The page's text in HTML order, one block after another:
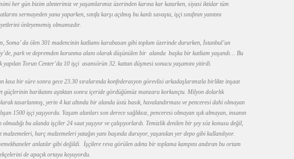
her gün bizim alınterimiz ve yaşamlarımız üzerinden karına kar katarken, siyasi iktidar tüm
sermayeden yana yaparken, sınıfa karşı açılmış bu kanlı savaşta, işçi sınıfının yanıtını
önleyememiş olmamızdır.
Soma’ da ölen 301 madencinin katliamı karabasan gibi toplum üzerinde dururken, İstanbul’un
park ve depremden korunma alanı olarak düşünülen bir alanda başka bir katliam yaşandı… Bu
Torun Center’da 10 işçi asansörün 32. kattan düşmesi sonucu yaşamını yitirdi.
kısa bir süre sonra gece 23.30 sıralarında konfederasyon görevlisi arkadaşlarımızla birlikte inşaat
güçlerinin barikatını aştıktan sonra içeride gördüğümüz manzara korkunçtu. Milyon dolarlık
tasarlanmış, yerin 4 kat altında bir alanda üstü basık, havalandırması ve penceresi dahi olmayan
1500 işçi yaşıyordu. Yaşam alanları son derece sağlıksız, penceresi olmayan ışık almayan, insanın
olmadığı bu alanda işçiler 24 saat yaşıyor ve çalışıyorlardı. Temizlik denilen bir şey söz konusu değil,
harç malzemeleri yatağın yanı başında duruyor, yaşanılan yer depo gibi kullanılıyor.
anlatılır gibi değildi. İşçilere reva görülen adeta bir toplama kampını andıran bu ortam
de apaçık ortaya koyuyordu.